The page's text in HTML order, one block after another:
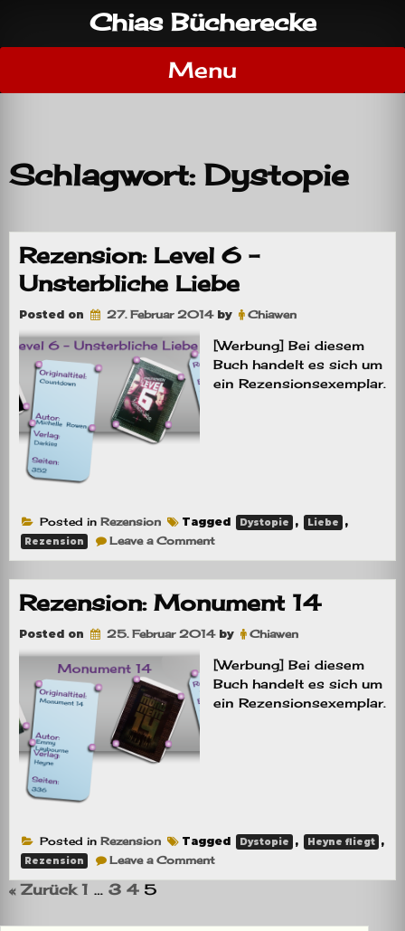
content
Chias Bücherecke
Menu
Schlagwort:Dystopie
Rezension: Level 6 –
Unsterbliche Liebe
Posted on 27. Februar 2014by Chiawen
[Werbung] Bei diesem
Buch handelt es sich um
ein Rezensionsexemplar.
Posted in Rezension Tagged Dystopie , Liebe ,
Rezension Leave a Commenton
6
Unsterbliche
Rezension: Monument 14
Posted on 25. Februar 2014by Chiawen
[Werbung] Bei diesem
Buch handelt es sich um
ein Rezensionsexemplar.
Posted in Rezension Tagged Dystopie , Heyne fliegt ,
Rezension Leave a Commenton
« Zurück 1 … 3 4 5